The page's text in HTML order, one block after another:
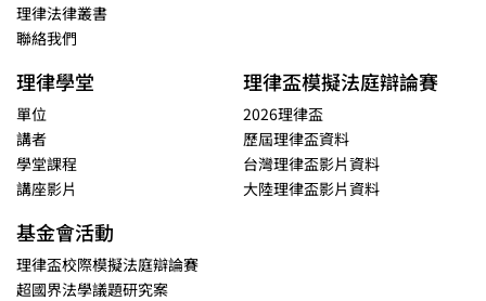
理律法律叢書
聯絡我們
理律學堂
單位
講者
學堂課程
講座影片
理律盃模擬法庭辯論賽
2026理律盃
歷屆理律盃資料
台灣理律盃影片資料
大陸理律盃影片資料
基金會活動
理律盃校際模擬法庭辯論賽
超國界法學議題研究案